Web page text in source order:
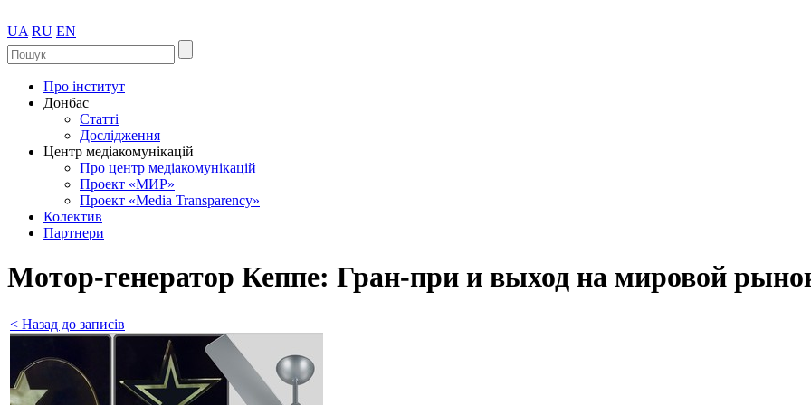
UA RU EN
Про інститут
Донбас
Статті
Дослідження
Центр медіакомунікацій
Про центр медіакомунікацій
Проект «МИР»
Проект «Media Transparency»
Колектив
Партнери
Мотор-генератор Кеппе: Гран-при и выход на мировой
< Назад до записів